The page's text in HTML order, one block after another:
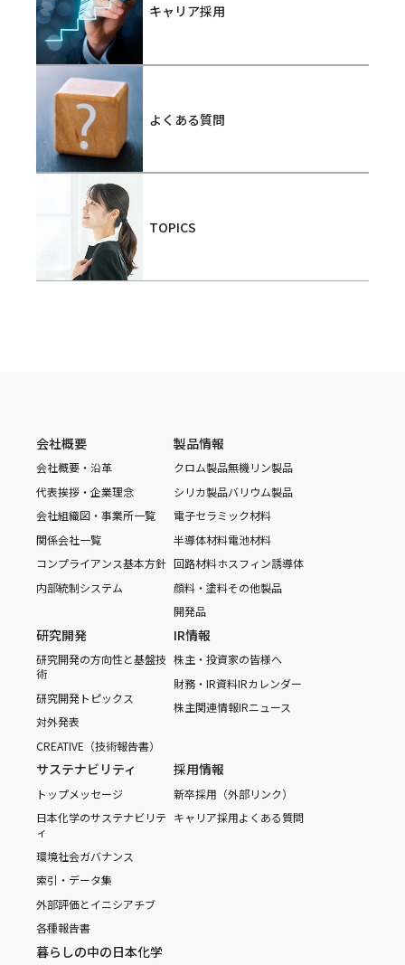
キャリア採用
よくある質問
TOPICS
会社概要
会社概要・沿革
代表挨拶・企業理念
会社組織図・事業所一覧
関係会社一覧
コンプライアンス基本方針
内部統制システム
製品情報
クロム製品無機リン製品
シリカ製品バリウム製品
電子セラミック材料
半導体材料電池材料
回路材料ホスフィン誘導体
顔料・塗料その他製品
開発品
研究開発
研究開発の方向性と基盤技
術
研究開発トピックス
対外発表
CREATIVE（技術報告書）
IR情報
株主・投資家の皆様へ
財務・IR資料IRカレンダー
株主関連情報IRニュース
サステナビリティ
トップメッセージ
日本化学のサステナビリテ
ィ
環境社会ガバナンス
索引・データ集
外部評価とイニシアチブ
各種報告書
採用情報
新卒採用（外部リンク）
キャリア採用よくある質問
暮らしの中の日本化学